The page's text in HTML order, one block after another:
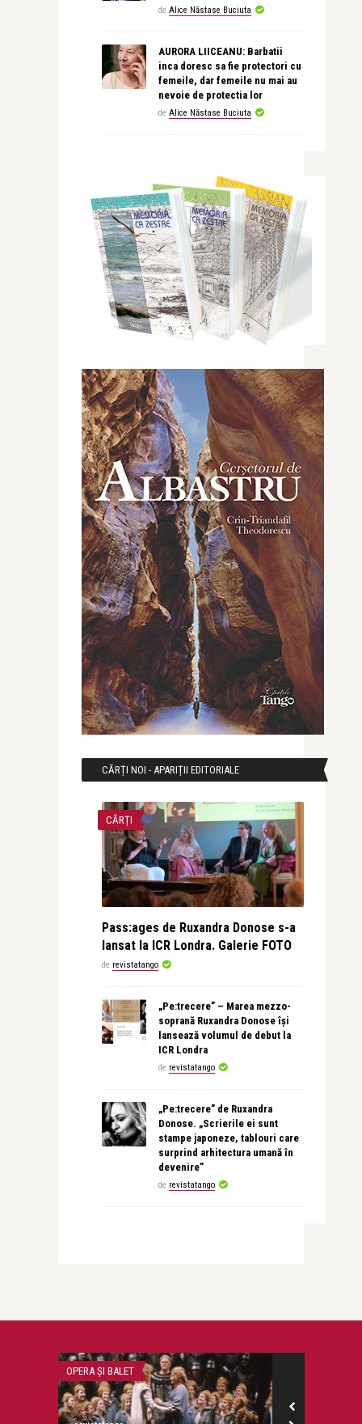
de Alice Năstase Buciuta
AURORA LIICEANU: Barbatii
inca doresc sa fie protectori cu
femeile, dar femeile nu mai au
nevoie de protectia lor
de Alice Năstase Buciuta
CĂRȚI NOI - APARIȚII EDITORIALE
CĂRȚI
Pass:ages de Ruxandra Donose s-a
lansat la ICR Londra. Galerie FOTO
de revistatango
„Pe:trecere” – Marea mezzo-
soprană Ruxandra Donose își
lansează volumul de debut la
ICR Londra
de revistatango
„Pe:trecere” de Ruxandra
Donose. „Scrierile ei sunt
stampe japoneze, tablouri care
surprind arhitectura umană în
devenire”
de revistatango
OPERA ȘI BALET